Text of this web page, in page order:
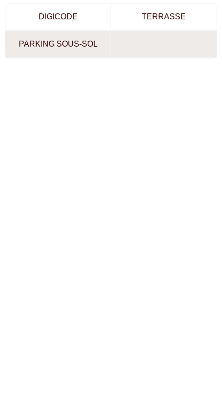
DIGICODE TERRASSE
PARKING SOUS-SOL